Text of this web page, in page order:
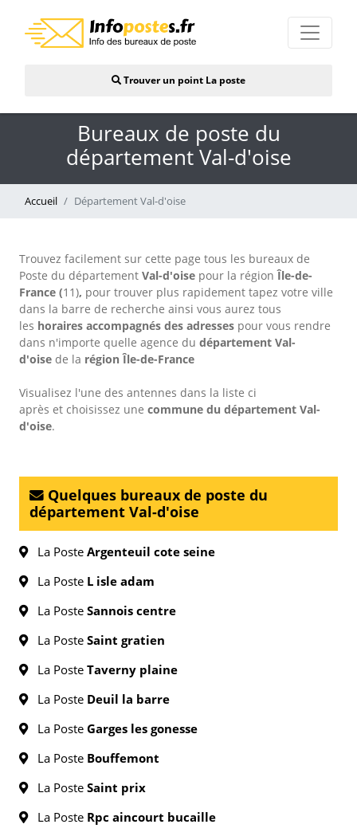
Trouver un point La poste
Bureaux de poste du
département Val-d'oise
Accueil Département Val-d'oise
Trouvez facilement sur cette page tous les bureaux de
Poste du département Val-d'oise pour la régionÎle-de-
France (11), pour trouver plus rapidement tapez votre ville
dans la barre de recherche ainsi vous aurez tous
les horaires accompagnés des adresses pour vous rendre
dans n'importe quelle agence du département Val-
d'oise de la région Île-de-France
Visualisez l'une des antennes dans la liste ci
après et choisissez une commune du département Val-
d'oise.
Quelques bureaux de poste du
département Val-d'oise
La Poste Argenteuil cote seine
La Poste L isle adam
La Poste Sannois centre
La Poste Saint gratien
La Poste Taverny plaine
La Poste Deuil la barre
La Poste Garges les gonesse
La Poste Bouffemont
La Poste Saint prix
La Poste Rpc aincourt bucaille